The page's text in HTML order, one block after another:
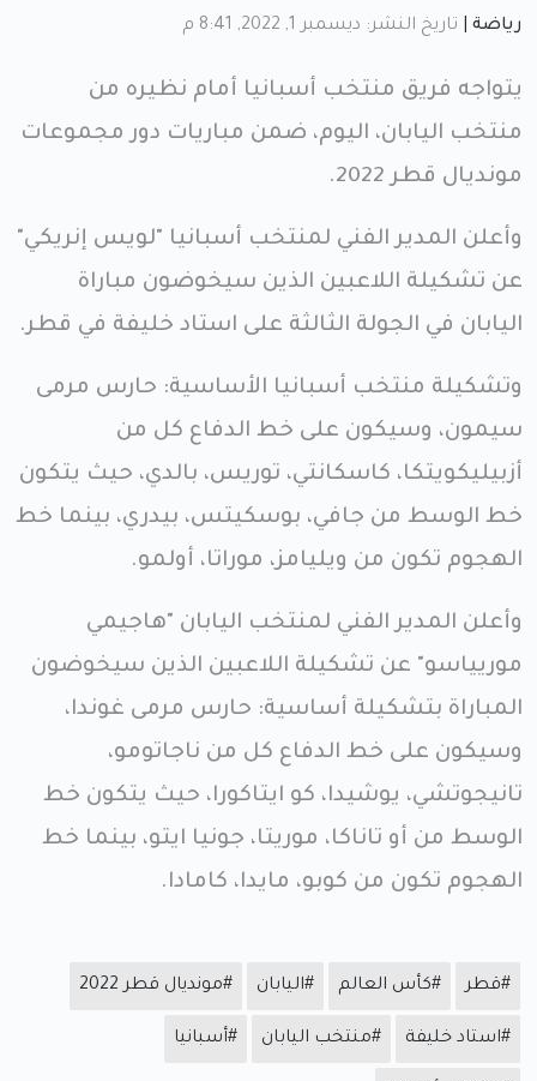
رياضة تاريخ النشر: ديسمبر 1, 2022, 8:41 م
يتواجه فريق منتخب أسبانيا أمام نظيره من
منتخب اليابان، اليوم، ضمن مباريات دور مجموعات
مونديال قطر 2022.
وأعلن المدير الفني لمنتخب ​​أسبانيا "لويس إنريكي"
عن تشكيلة اللاعبين الذين سيخوضون مباراة
اليابان​ في الجولة الثالثة على استاد خليفة في قطر.
وتشكيلة منتخب أسبانيا الأساسية: حارس مرمى
سيمون، وسيكون على خط الدفاع كل من
أزبيليكويتكا، كاسكانتي، توريس، بالدي، حيث يتكون
خط الوسط من جافي، بوسكيتس، بيدري، بينما خط
الهجوم تكون من ويليامز، موراتا، أولمو.
وأعلن المدير الفني لمنتخب اليابان "هاجيمي
موريياسو" عن تشكيلة اللاعبين الذين سيخوضون
المباراة ​بتشكيلة أساسية: حارس مرمى غوندا،
وسيكون على خط الدفاع كل من ناجاتومو،
تانيجوتشي، يوشيدا، كو ايتاكورا، حيث يتكون خط
الوسط من أو تاناكا، موريتا، جونيا ايتو، بينما خط
الهجوم تكون من كوبو، مايدا، كامادا.
#قطر #كأس العالم #اليابان #مونديال قطر 2022
#استاد خليفة #منتخب اليابان #أسبانيا